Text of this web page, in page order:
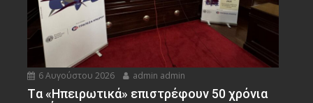
6 Αυγούστου 2026 admin admin
Tα «Ηπειρωτικά» επιστρέφουν 50 χρόνια